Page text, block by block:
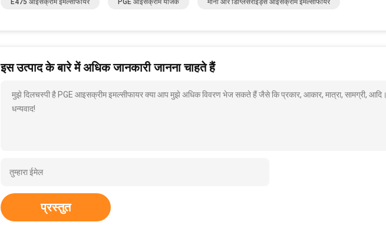
E475 आइसक्रीम इमल्सीफायर PGE आइसक्रीम योजक मोनो और डिग्लिसराइड्स आइसक्रीम इमल्सीफायर
इस उत्पाद के बारे में अधिक जानकारी जानना चाहते हैं
मुझे दिलचस्पी है PGE आइसक्रीम इमल्सीफायर क्या आप मुझे अधिक विवरण भेज सकते हैं जैसे कि प्रकार, आकार, मात्रा, सामग्री, आदि।
धन्यवाद!
प्रस्तुत